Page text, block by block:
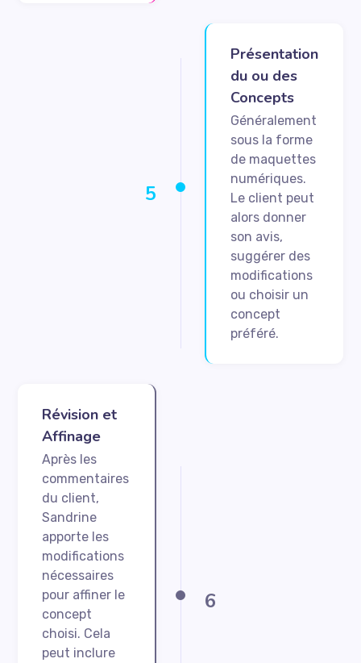
5
Présentation
du ou des
Concepts
Généralement
sous la forme
de maquettes
numériques.
Le client peut
alors donner
son avis,
suggérer des
modifications
ou choisir un
concept
préféré.
6
Révision et
Affinage
Après les
commentaires
du client,
Sandrine
apporte les
modifications
nécessaires
pour affiner le
concept
choisi. Cela
peut inclure